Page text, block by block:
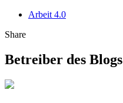
Arbeit 4.0
Share
Betreiber des Blogs